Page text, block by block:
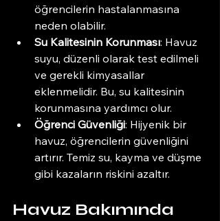
öğrencilerin hastalanmasına
neden olabilir.
Su Kalitesinin Korunması: Havuz
suyu, düzenli olarak test edilmeli
ve gerekli kimyasallar
eklenmelidir. Bu, su kalitesinin
korunmasına yardımcı olur.
Öğrenci Güvenliği: Hijyenik bir
havuz, öğrencilerin güvenliğini
artırır. Temiz su, kayma ve düşme
gibi kazaların riskini azaltır.
Havuz Bakımında